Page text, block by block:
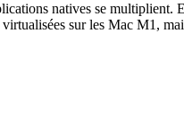
natives se multiplient.
sur les Mac M1,